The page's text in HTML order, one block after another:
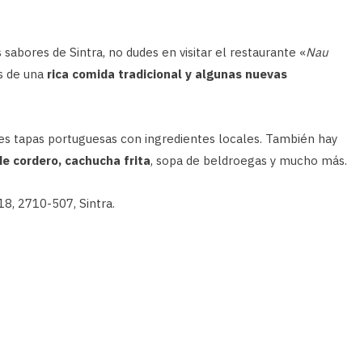
de Sintra, no dudes en visitar el restaurante «Nau
de una rica comida tradicional y algunas nuevas
tapas portuguesas con ingredientes locales. También hay
cordero, cachucha frita, sopa de beldroegas y mucho más.
2710-507, Sintra.